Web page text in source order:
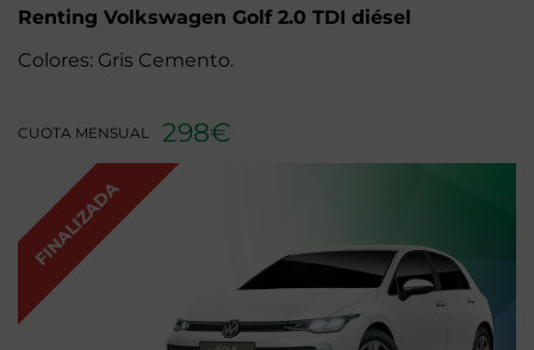
Renting Volkswagen Golf 2.0 TDI diésel
Colores: Gris Cemento.
CUOTA MENSUAL 298€
FINALIZADA